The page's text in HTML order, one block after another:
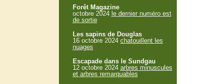
Forêt Magazine
octobre 2024 le dernier numéro est
de sortie
Les sapins de Douglas
16 octobre 2024 chatouillent les
nuages
Escapade dans le Sundgau
12 octobre 2024 arbres minuscules
et arbres remarquables